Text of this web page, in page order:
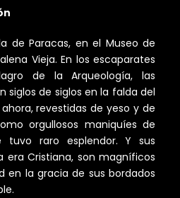
de Paracas, en el Museo de
Vieja. En los escaparates
de la Arqueología, las
siglos de siglos en la falda del
revestidas de yeso y de
orgullosos maniquíes de
raro esplendor. Y sus
era Cristiana, son magníficos
en la gracia de sus bordados